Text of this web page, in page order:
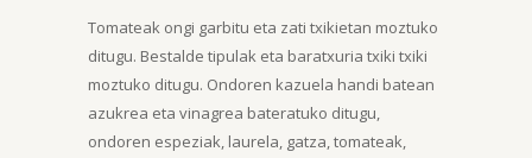
Tomateak ongi garbitu eta zati txikietan moztuko
ditugu. Bestalde tipulak eta baratxuria txiki txiki
moztuko ditugu. Ondoren kazuela handi batean
azukrea eta vinagrea bateratuko ditugu,
ondoren espeziak, laurela, gatza, tomateak,